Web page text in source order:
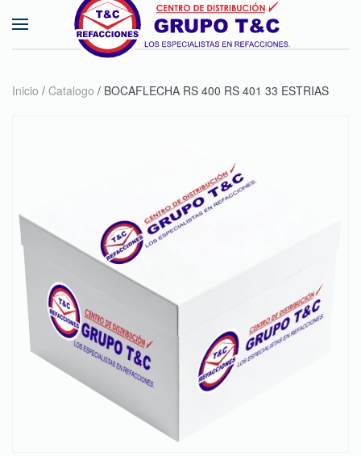
Skip to main content
Inicio / Catalogo / BOCAFLECHA RS 400 RS 401 33 ESTRIAS